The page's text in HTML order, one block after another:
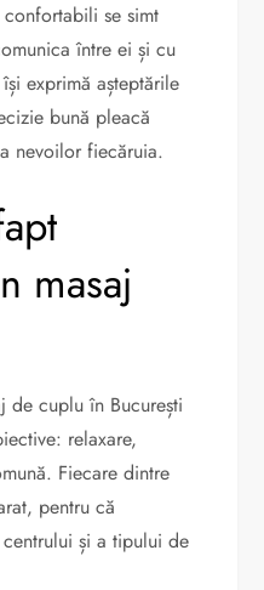
se simt
între ei și cu
exprimă așteptările
bună pleacă
nevoilor fiecăruia.
masaj
de cuplu în București
relaxare,
Fiecare dintre
pentru că
și a tipului de